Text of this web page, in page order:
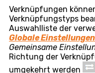
Der ReiterSLAist für
verfügbar:Geräte,
betriebenen Dienste,
Fahrzeuge, IT
Derzeit
zu können, muss im